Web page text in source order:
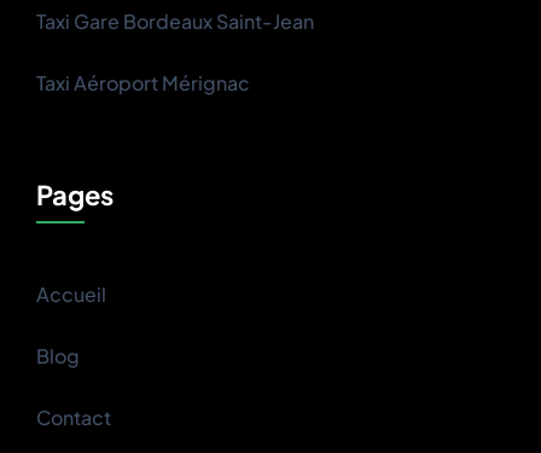
Taxi Gare Bordeaux Saint-Jean
Taxi Aéroport Mérignac
Pages
Accueil
Blog
Contact